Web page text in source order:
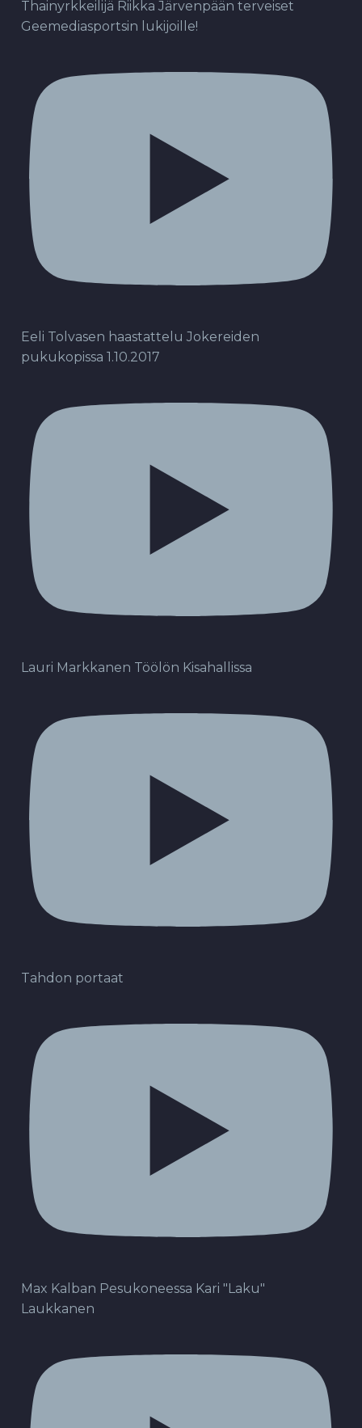
Thainyrkkeilijä Riikka Järvenpään terveiset
Geemediasportsin lukijoille!
Eeli Tolvasen haastattelu Jokereiden
pukukopissa 1.10.2017
Lauri Markkanen Töölön Kisahallissa
Tahdon portaat
Max Kalban Pesukoneessa Kari "Laku"
Laukkanen